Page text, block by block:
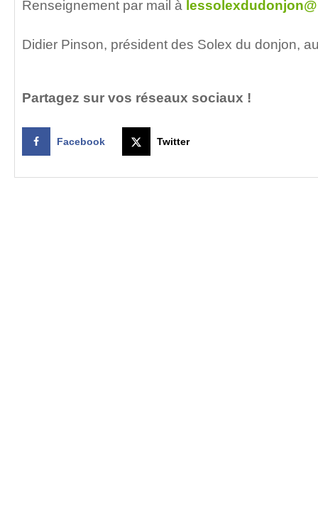
Renseignement par mail à
Didier Pinson, président des Solex du donjon,
Partagez sur vos réseaux sociaux !
Facebook Twitter